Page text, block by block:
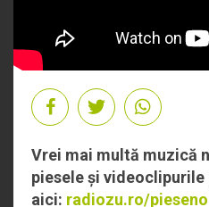
Vrei mai multă muzică
piesele și
aici: radiozu.ro/